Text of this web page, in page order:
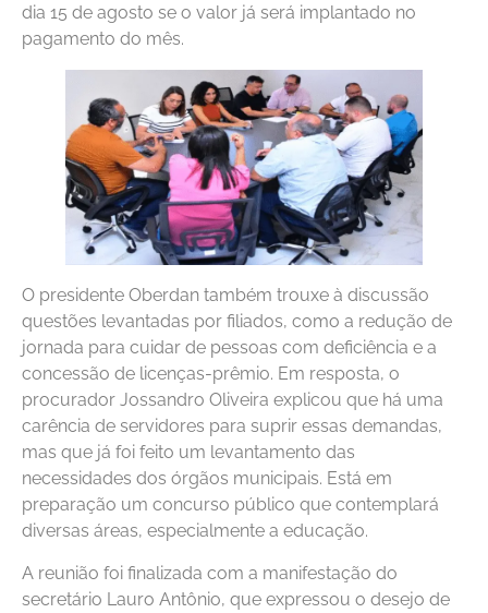
dia 15 de agosto se o valor já será implantado no
pagamento do mês.
O presidente Oberdan também trouxe à discussão
questões levantadas por filiados, como a redução de
jornada para cuidar de pessoas com deficiência e a
concessão de licenças-prêmio. Em resposta, o
procurador Jossandro Oliveira explicou que há uma
carência de servidores para suprir essas demandas,
mas que já foi feito um levantamento das
necessidades dos órgãos municipais. Está em
preparação um concurso público que contemplará
diversas áreas, especialmente a educação.
A reunião foi finalizada com a manifestação do
secretário Lauro Antônio, que expressou o desejo de